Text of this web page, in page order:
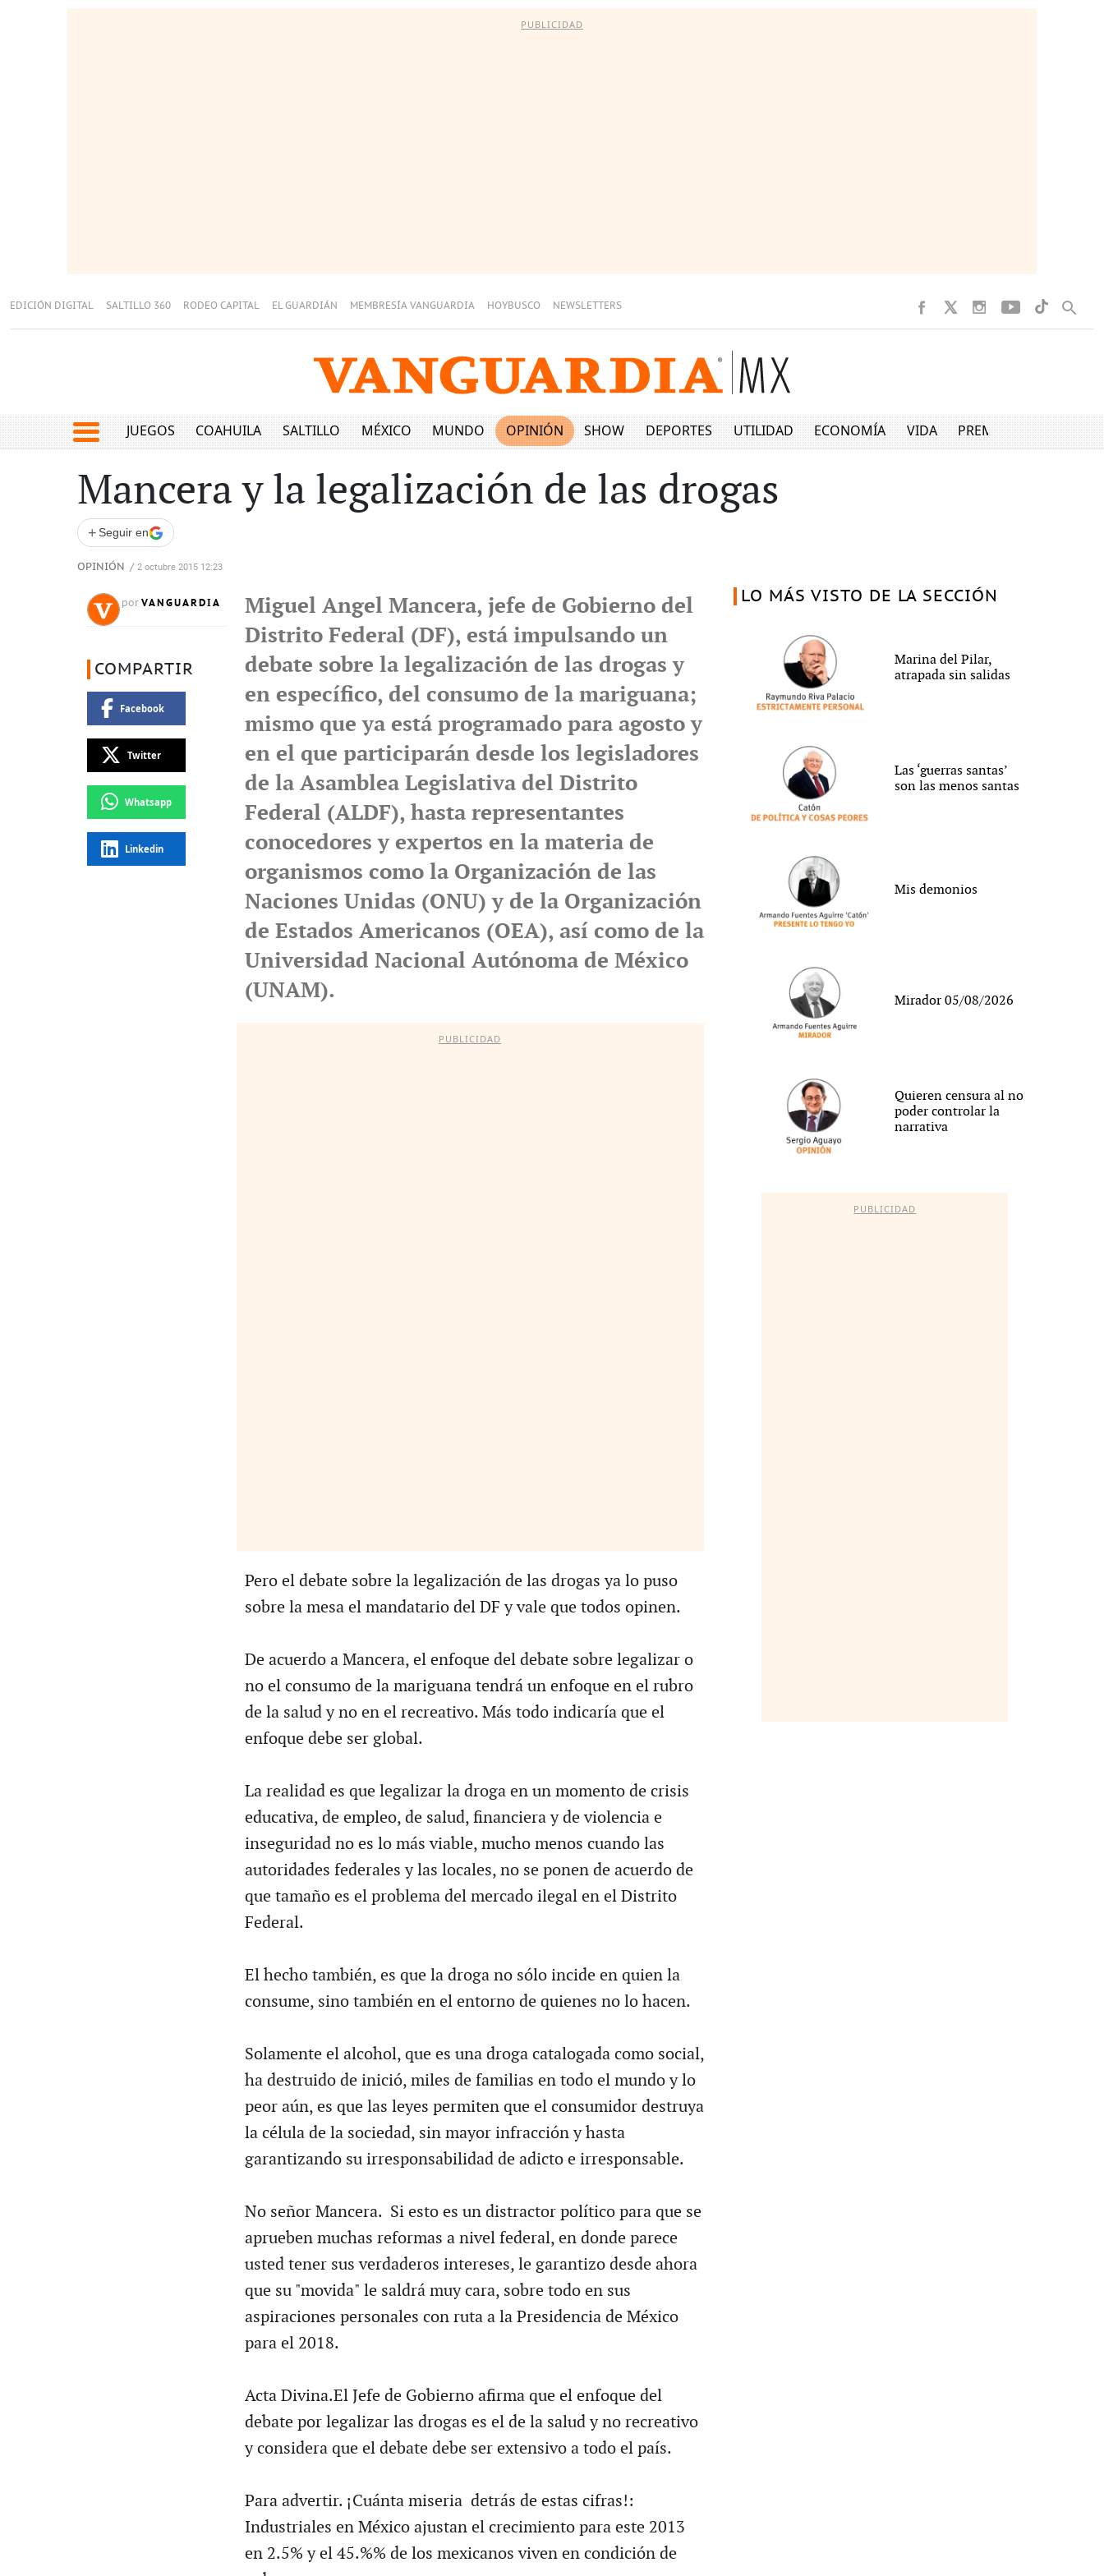
PUBLICIDAD
EDICIÓN DIGITAL SALTILLO 360 RODEO CAPITAL EL GUARDIÁN MEMBRESÍA VANGUARDIA HOYBUSCO NEWSLETTERS
JUEGOS COAHUILA SALTILLO MÉXICO MUNDO OPINIÓN SHOW DEPORTES UTILIDAD ECONOMÍA VIDA PREMIUM
Mancera y la legalización de las drogas
+ Seguir en
OPINIÓN / 2 octubre 2015 12:23
por VANGUARDIA
COMPARTIR
Facebook
Twitter
Whatsapp
Linkedin
Miguel Angel Mancera, jefe de Gobierno del
Distrito Federal (DF), está impulsando un
debate sobre la legalización de las drogas y
en específico, del consumo de la mariguana;
mismo que ya está programado para agosto y
en el que participarán desde los legisladores
de la Asamblea Legislativa del Distrito
Federal (ALDF), hasta representantes
conocedores y expertos en la materia de
organismos como la Organización de las
Naciones Unidas (ONU) y de la Organización
de Estados Americanos (OEA), así como de la
Universidad Nacional Autónoma de México
(UNAM).
PUBLICIDAD
Pero el debate sobre la legalización de las drogas ya lo puso
sobre la mesa el mandatario del DF y vale que todos opinen.
De acuerdo a Mancera, el enfoque del debate sobre legalizar o
no el consumo de la mariguana tendrá un enfoque en el rubro
de la salud y no en el recreativo. Más todo indicaría que el
enfoque debe ser global.
La realidad es que legalizar la droga en un momento de crisis
educativa, de empleo, de salud, financiera y de violencia e
inseguridad no es lo más viable, mucho menos cuando las
autoridades federales y las locales, no se ponen de acuerdo de
que tamaño es el problema del mercado ilegal en el Distrito
Federal.
El hecho también, es que la droga no sólo incide en quien la
consume, sino también en el entorno de quienes no lo hacen.
Solamente el alcohol, que es una droga catalogada como social,
ha destruido de inició, miles de familias en todo el mundo y lo
peor aún, es que las leyes permiten que el consumidor destruya
la célula de la sociedad, sin mayor infracción y hasta
garantizando su irresponsabilidad de adicto e irresponsable.
No señor Mancera. Si esto es un distractor político para que se
aprueben muchas reformas a nivel federal, en donde parece
usted tener sus verdaderos intereses, le garantizo desde ahora
que su "movida" le saldrá muy cara, sobre todo en sus
aspiraciones personales con ruta a la Presidencia de México
para el 2018.
Acta Divina.El Jefe de Gobierno afirma que el enfoque del
debate por legalizar las drogas es el de la salud y no recreativo
y considera que el debate debe ser extensivo a todo el país.
Para advertir. ¡Cuánta miseria detrás de estas cifras!:
Industriales en México ajustan el crecimiento para este 2013
en 2.5% y el 45.%% de los mexicanos viven en condición de
LO MÁS VISTO DE LA SECCIÓN
Marina del Pilar,
atrapada sin salidas
Las ‘guerras santas’
son las menos santas
Mis demonios
Mirador 05/08/2026
Quieren censura al no
poder controlar la
narrativa
PUBLICIDAD